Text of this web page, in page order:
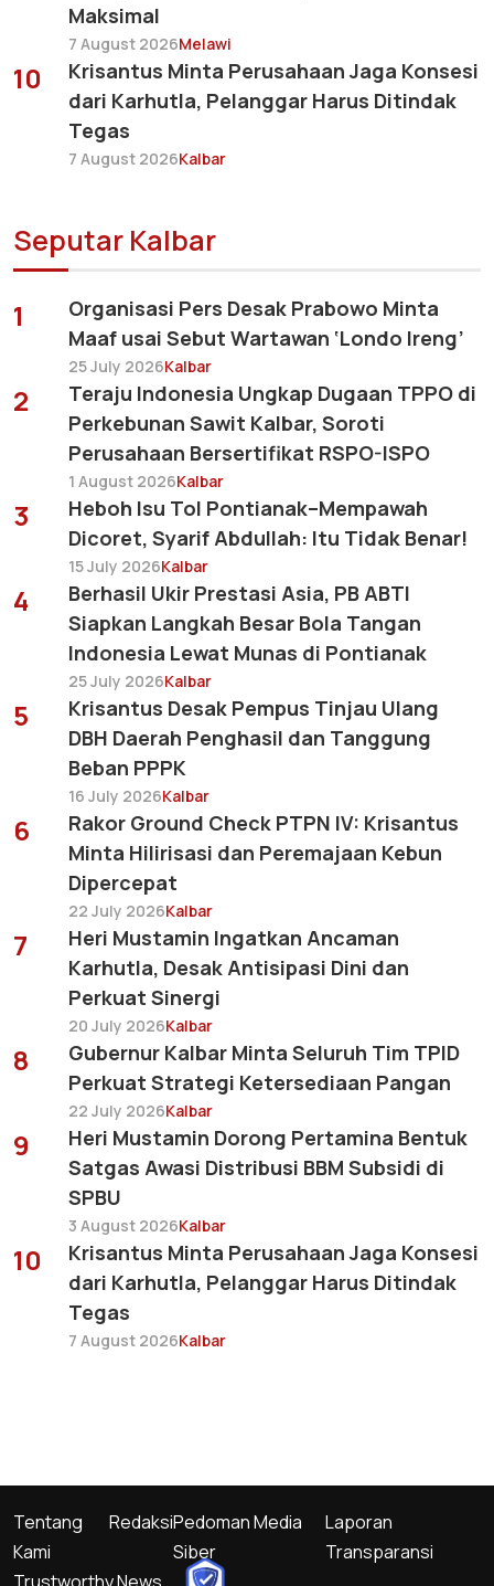
Maksimal
7 August 2026Melawi
10
Krisantus Minta Perusahaan Jaga Konsesi
dari Karhutla, Pelanggar Harus Ditindak
Tegas
7 August 2026Kalbar
Seputar Kalbar
1
Organisasi Pers Desak Prabowo Minta
Maaf usai Sebut Wartawan ‘Londo Ireng’
25 July 2026Kalbar
2
Teraju Indonesia Ungkap Dugaan TPPO di
Perkebunan Sawit Kalbar, Soroti
Perusahaan Bersertifikat RSPO-ISPO
1 August 2026Kalbar
3
Heboh Isu Tol Pontianak–Mempawah
Dicoret, Syarif Abdullah: Itu Tidak Benar!
15 July 2026Kalbar
4
Berhasil Ukir Prestasi Asia, PB ABTI
Siapkan Langkah Besar Bola Tangan
Indonesia Lewat Munas di Pontianak
25 July 2026Kalbar
5
Krisantus Desak Pempus Tinjau Ulang
DBH Daerah Penghasil dan Tanggung
Beban PPPK
16 July 2026Kalbar
6
Rakor Ground Check PTPN IV: Krisantus
Minta Hilirisasi dan Peremajaan Kebun
Dipercepat
22 July 2026Kalbar
7
Heri Mustamin Ingatkan Ancaman
Karhutla, Desak Antisipasi Dini dan
Perkuat Sinergi
20 July 2026Kalbar
8
Gubernur Kalbar Minta Seluruh Tim TPID
Perkuat Strategi Ketersediaan Pangan
22 July 2026Kalbar
9
Heri Mustamin Dorong Pertamina Bentuk
Satgas Awasi Distribusi BBM Subsidi di
SPBU
3 August 2026Kalbar
10
Krisantus Minta Perusahaan Jaga Konsesi
dari Karhutla, Pelanggar Harus Ditindak
Tegas
7 August 2026Kalbar
Tentang
Kami
RedaksiPedoman Media
Siber
Laporan
Transparansi